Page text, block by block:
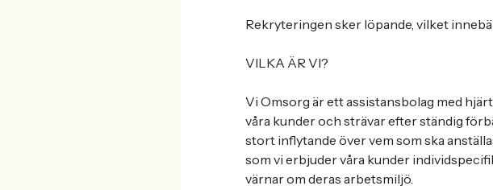
Rekryteringen sker löpande, vilket
VILKA ÄR VI?
Vi Omsorg är ett assistansbolag med
våra kunder och strävar efter ständig
stort inflytande över vem som ska
som vi erbjuder våra kunder
värnar om deras arbetsmiljö.